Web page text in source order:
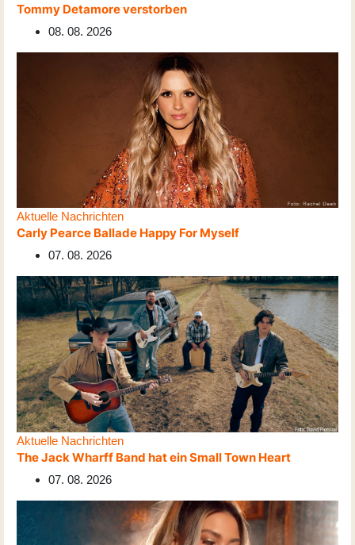
Tommy Detamore verstorben
08. 08. 2026
Aktuelle Nachrichten
Carly Pearce Ballade Happy For Myself
07. 08. 2026
Aktuelle Nachrichten
The Jack Wharff Band hat ein Small Town Heart
07. 08. 2026